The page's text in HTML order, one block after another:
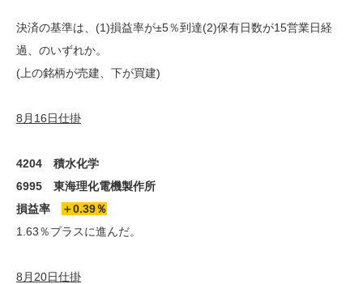
決済の基準は、(1)損益率が±5％到達(2)保有日数が15営業日経
過、のいずれか。
(上の銘柄が売建、下が買建)
8月16日仕掛
4204 積水化学
6995 東海理化電機製作所
損益率
＋0.39％
1.63％プラスに進んだ。
8月20日仕掛